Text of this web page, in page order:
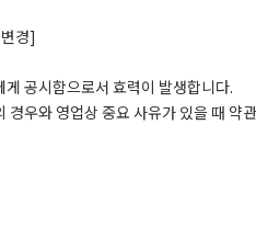
경]
공시함으로서 효력이 발생합니다.
경우와 영업상 중요 사유가 있을 때 약